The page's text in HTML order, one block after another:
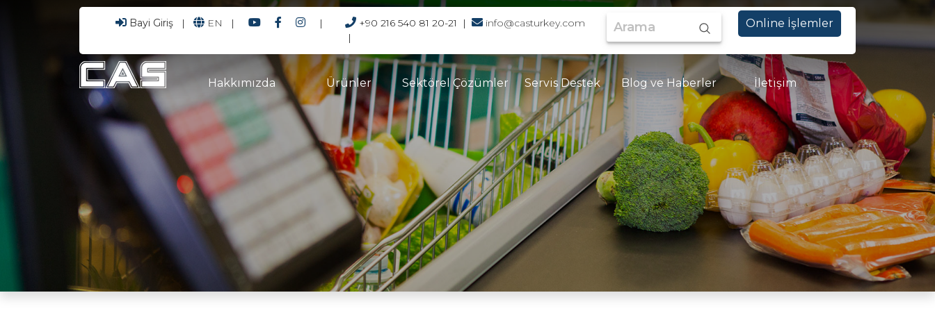
Bayi Giriş | EN | | +90 216 540 81 20-21 |
info@casturkey.com
|
Arama
Online İşlemler
Hakkımızda
CEO'dan Mesaj
Kurumsal Kimlik
Kalite Politikamız
Sertifikalarımız
Banka Bilgilerimiz
Ürünler
Perakende
Endüstriyel
Sektörel Çözümler
Tank Tartı
Uygulamaları
Dolum Dozaj
Sistemleri
Ağırlık Sınıflandırma
Sistemleri
Tartım Etiketleme
Sistemleri
Hacim Ağırlık Ölçüm
Sistemleri
Servis Destek
Yetkili Servislerimiz
Dökümanlar
Yazılım
Katalog & Brosür
Blog ve Haberler İletişim